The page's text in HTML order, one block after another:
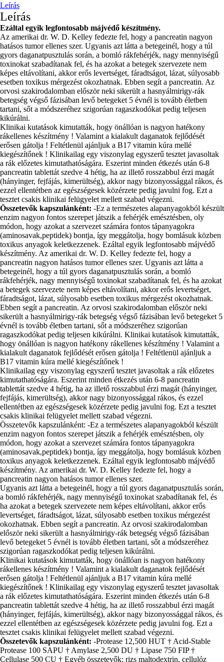
Leírás
Leírás
Ezáltal egyik legfontosabb májvédő készítmény.
Az amerikai dr. W. D. Kelley fedezte fel, hogy a pancreatin nagyon
hatásos tumor ellenes szer. Ugyanis azt látta a betegeinél, hogy a túl
gyors daganatpusztulás során, a bomló rákfehérjék, nagy mennyiségű
toxinokat szabadítanak fel, és ha azokat a betegek szervezete nem
képes eltávolítani, akkor erős levertséget, fáradtságot, lázat, súlyosabb
esetben toxikus mérgezést okozhatnak. Ebben segít a pancreatin. Az
orvosi szakirodalomban először neki sikerült a hasnyálmirigy-rák
betegség végső fázisában levő betegeket 5 évnél is tovább életben
tartani, sőt a módszeréhez szigorúan ragaszkodókat pedig teljesen
kikúrálni.
Klinikai kutatások kimutatták, hogy önállóan is nagyon hatékony
rákellenes készítmény ! Valamint a kialakult daganatok fejlődését
erősen gátolja ! Feltétlenül ajánljuk a B17 vitamin kúra mellé
kiegészítőnek ! Klinikailag egy viszonylag egyszerű tesztet javasoltak
a rák előzetes kimutathatóságára. Eszerint minden étkezés után 6-8
pancreatin tablettát szedve 4 hétig, ha az illető rosszabbul érzi magát
(hányinger, fejfájás, kimerültség), akkor nagy bizonyossággal rákos, és
ezzel ellentétben az egészségesek közérzete pedig javulni fog. Ezt a
tesztet csakis klinikai felügyelet mellett szabad végezni.
Összetevők kapszulánként: -Ez a természetes alapanyagokból készült
enzim nagyon fontos szerepet játszik a fehérjék emésztésben, oly
módon, hogy azokat a szervezet számára fontos tápanyagokra
(aminosavak,peptidek) bontja, így meggátolja, hogy bomlásuk közben
toxikus anyagok keletkezzenek. Ezáltal egyik legfontosabb májvédő
készítmény. Az amerikai dr. W. D. Kelley fedezte fel, hogy a
pancreatin nagyon hatásos tumor ellenes szer. Ugyanis azt látta a
betegeinél, hogy a túl gyors daganatpusztulás során, a bomló
rákfehérjék, nagy mennyiségű toxinokat szabadítanak fel, és ha azokat
a betegek szervezete nem képes eltávolítani, akkor erős levertséget,
fáradtságot, lázat, súlyosabb esetben toxikus mérgezést okozhatnak.
Ebben segít a pancreatin. Az orvosi szakirodalomban először neki
sikerült a hasnyálmirigy-rák betegség végső fázisában levő betegeket 5
évnél is tovább életben tartani, sőt a módszeréhez szigorúan
ragaszkodókat pedig teljesen kikúrálni. Klinikai kutatások kimutatták,
hogy önállóan is nagyon hatékony rákellenes készítmény ! Valamint a
kialakult daganatok fejlődését erősen gátolja ! Feltétlenül ajánljuk a
B17 vitamin kúra mellé kiegészítőnek !
Klinikailag egy viszonylag egyszerű tesztet javasoltak a rák előzetes
kimutathatóságára. Eszerint minden étkezés után 6-8 pancreatin
tablettát szedve 4 hétig, ha az illető rosszabbul érzi magát (hányinger,
fejfájás, kimerültség), akkor nagy bizonyossággal rákos, és ezzel
ellentétben az egészségesek közérzete pedig javulni fog. Ezt a tesztet
csakis klinikai felügyelet mellett szabad végezni.
Összetevők kapszulánként: -Ez a természetes alapanyagokból készült
enzim nagyon fontos szerepet játszik a fehérjék emésztésben, oly
módon, hogy azokat a szervezet számára fontos tápanyagokra
(aminosavak,peptidek) bontja, így meggátolja, hogy bomlásuk közben
toxikus anyagok keletkezzenek. Ezáltal egyik legfontosabb májvédő
készítmény. Az amerikai dr. W. D. Kelley fedezte fel, hogy a
pancreatin nagyon hatásos tumor ellenes szer.
Ugyanis azt látta a betegeinél, hogy a túl gyors daganatpusztulás során,
a bomló rákfehérjék, nagy mennyiségű toxinokat szabadítanak fel, és
ha azokat a betegek szervezete nem képes eltávolítani, akkor erős
levertséget, fáradtságot, lázat, súlyosabb esetben toxikus mérgezést
okozhatnak. Ebben segít a pancreatin. Az orvosi szakirodalomban
először neki sikerült a hasnyálmirigy-rák betegség végső fázisában
levő betegeket 5 évnél is tovább életben tartani, sőt a módszeréhez
szigorúan ragaszkodókat pedig teljesen kikúrálni.
Klinikai kutatások kimutatták, hogy önállóan is nagyon hatékony
rákellenes készítmény ! Valamint a kialakult daganatok fejlődését
erősen gátolja ! Feltétlenül ajánljuk a B17 vitamin kúra mellé
kiegészítőnek ! Klinikailag egy viszonylag egyszerű tesztet javasoltak
a rák előzetes kimutathatóságára. Eszerint minden étkezés után 6-8
pancreatin tablettát szedve 4 hétig, ha az illető rosszabbul érzi magát
(hányinger, fejfájás, kimerültség), akkor nagy bizonyossággal rákos, és
ezzel ellentétben az egészségesek közérzete pedig javulni fog. Ezt a
tesztet csakis klinikai felügyelet mellett szabad végezni.
Összetevők kapszulánként: -Protease 12,500 HUT † Acid-Stable
Protease 100 SAPU † Amylase 2,500 DU † Lipase 750 FIP †
Cellulase 500 CU † Egyéb összetevők: rizs maltodextrin, cellulóz